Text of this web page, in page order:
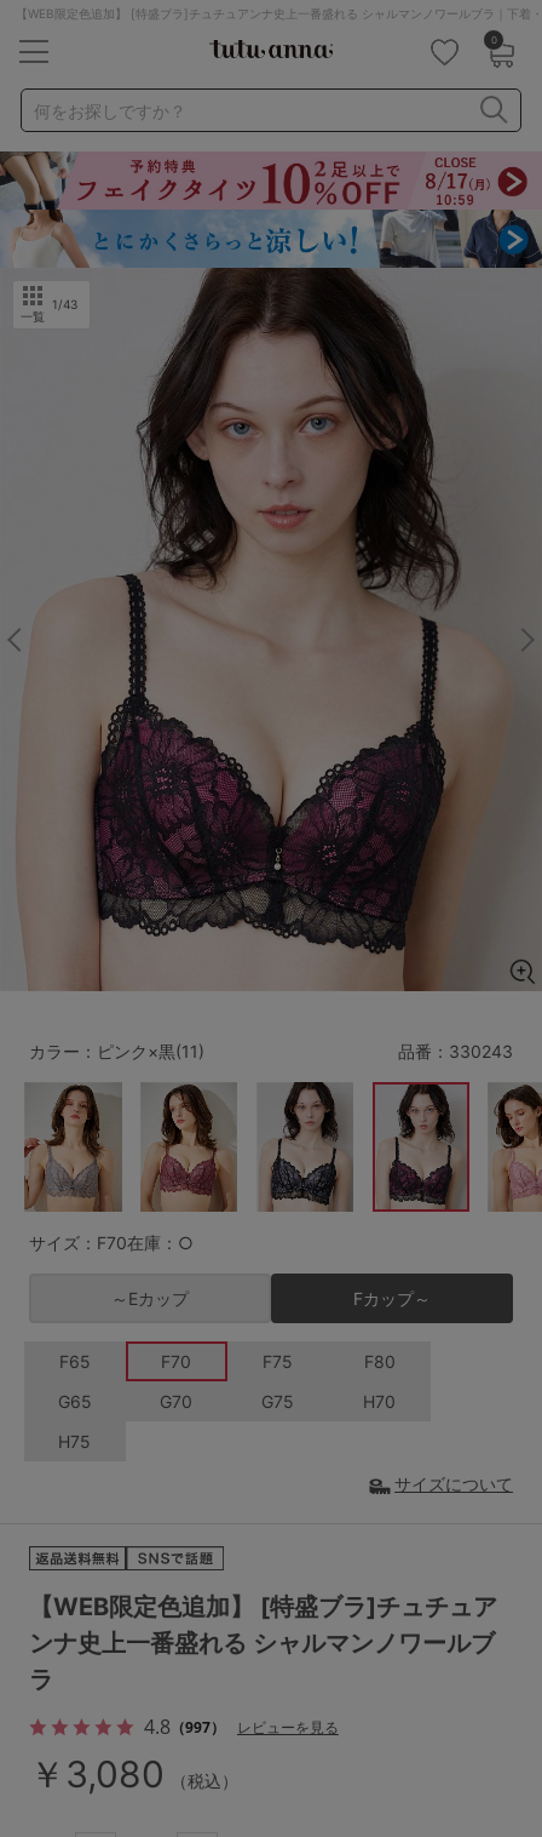
【WEB限定色追加】 [特盛ブラ]チュチュアンナ史上一番盛れる シャルマンノワールブラ｜下着
0
何をお探しですか？
ナイトブラ ノンワイヤー 特盛ブラ
チューブトップ
折り畳み
パジャマ ストッキング
キャミソール
ルームウェア
育乳ブラ アームカバー
レッグウェア 下着
ルームウェア ライフスタイル
キッズ
マタニティ ギフトラッピング
サイズからブラを探す
A65 A70 A75
B70 B75 B80
C70 C75 C80 C85
D80 D85
E65 E70 E80 E85
F65 F70 F75
G65 G75
H70 H75
M
L LL
S-CD
M-AB M-EF
L-AB L-EF
すべてのサイズを表示する
～999円 1,000～1,999円
2,000～2,999円 3,000～3,999円
4,000円～
セールアイテム
その他から探す
新着アイテム
ランキング
高評価レビューアイテム
一覧
1/43
品番： 330243
【WEB限定色追加】 [特盛ブラ]チュチュア
ンナ史上一番盛れる シャルマンノワールブ
ラ
4.8（997） レビューを見る
￥3,080 （税込）
カラー：ピンク×黒(11)
サイズ：F70在庫：○
～Eカップ Fカップ～
F65 F70 F75
F80
G65
G70 G75
H70
H75
サイズについて